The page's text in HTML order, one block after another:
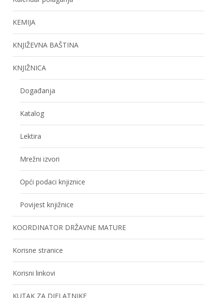
KEMIJA
KNJIŽEVNA BAŠTINA
KNJIŽNICA
Događanja
Katalog
Lektira
Mrežni izvori
Opći podaci knjiznice
Povijest knjižnice
KOORDINATOR DRŽAVNE MATURE
Korisne stranice
Korisni linkovi
KUTAK ZA DJELATNIKE